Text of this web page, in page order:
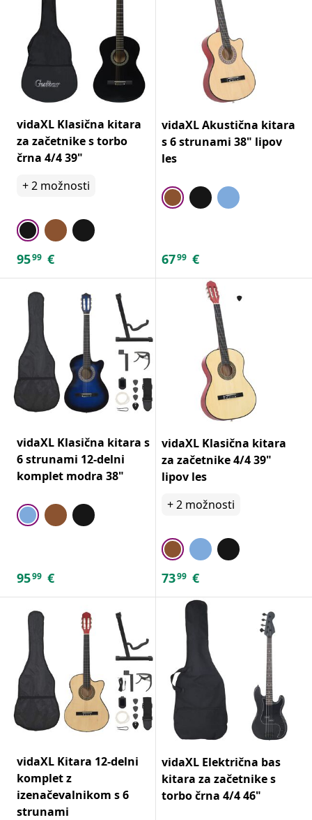
vidaXL Klasična kitara
za začetnike s torbo
črna 4/4 39"
+2 možnosti
9599 €
vidaXL Akustična kitara
s 6 strunami 38" lipov
les
6799 €
vidaXL Klasična kitara s
6 strunami 12-delni
komplet modra 38"
9599 €
vidaXL Klasična kitara
za začetnike 4/4 39"
lipov les
+2 možnosti
7399 €
vidaXL Kitara 12-delni
komplet z
izenačevalnikom s 6
strunami
vidaXL Električna bas
kitara za začetnike s
torbo črna 4/4 46"